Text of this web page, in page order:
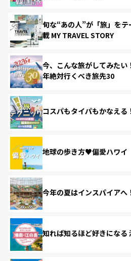
旬な“あの人”が「旅」を
載 MY TRAVEL STORY
今、こんな旅がしてみた
年絶対行くべき旅先30
コスパもタイパもかなえる
地球の歩き方♥偏愛ハワイ
今年の夏はインスパイアへ
知れば知るほど好きになる